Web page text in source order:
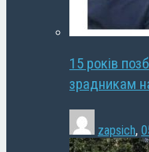
15 років
зрадникам
zapsich,